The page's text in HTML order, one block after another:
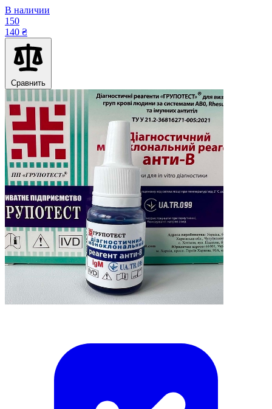
В наличии
150
140 ₴
Сравнить